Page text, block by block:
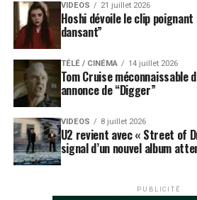
VIDEOS 21 juillet 2026
Hoshi dévoile le clip
dansant”
TÉLÉ / CINÉMA 14 juillet 2026
Tom Cruise méconnaissable
annonce de “Digger”
VIDEOS 8 juillet 2026
U2 revient avec « Street of
signal d’un nouvel album
PUBLICITÉ